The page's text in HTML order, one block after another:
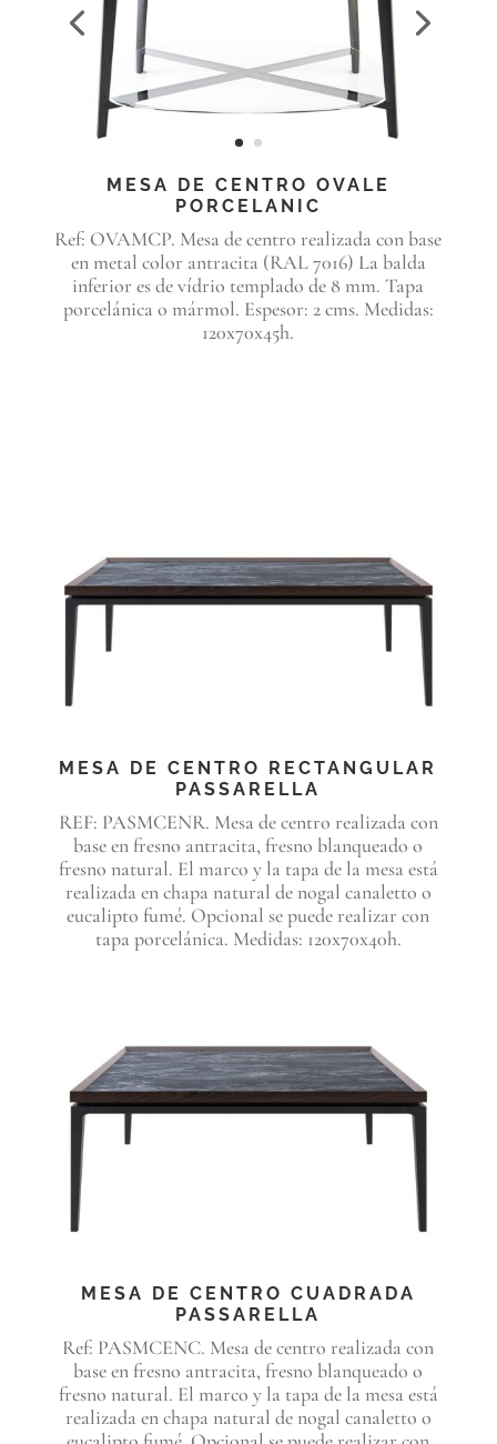
MESA DE CENTRO OVALE
PORCELANIC
Ref: OVAMCP. Mesa de centro realizada con base
en metal color antracita (RAL 7016) La balda
inferior es de vídrio templado de 8 mm. Tapa
porcelánica o mármol. Espesor: 2 cms. Medidas:
120x70x45h.
MESA DE CENTRO RECTANGULAR
PASSARELLA
REF: PASMCENR. Mesa de centro realizada con
base en fresno antracita, fresno blanqueado o
fresno natural. El marco y la tapa de la mesa está
realizada en chapa natural de nogal canaletto o
eucalipto fumé. Opcional se puede realizar con
tapa porcelánica. Medidas: 120x70x40h.
MESA DE CENTRO CUADRADA
PASSARELLA
Ref: PASMCENC. Mesa de centro realizada con
base en fresno antracita, fresno blanqueado o
fresno natural. El marco y la tapa de la mesa está
realizada en chapa natural de nogal canaletto o